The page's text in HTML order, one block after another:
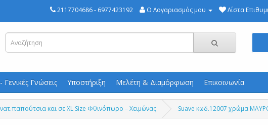
2117704686 - 6977423192 Ο Λογαριασμός μου Λίστα
Γνώσεις Υποστήριξη Μελέτη & Διαμόρφωση Επικοινωνία
και σε XL Size Φθινόπωρο – Χειμώνας Suave κωδ.12007 χρώμα